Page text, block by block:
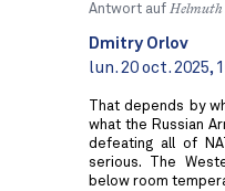
Antwort auf
Dmitry Orlov
lun. 20 oct. 2025,
That depends by
what the Russian
defeating all of
serious. The
below room